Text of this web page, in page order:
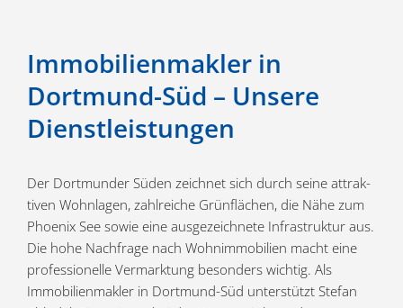
Immobilien­makler in
Dortmund-Süd – Unsere
Dienstleistungen
Der Dortmunder Süden zeichnet sich durch seine attrak­
tiven Wohnlagen, zahlreiche Grünflächen, die Nähe zum
Phoenix See sowie eine ausge­zeichnete Infra­struktur aus.
Die hohe Nachfrage nach Wohnim­mo­bilien macht eine
profes­sio­nelle Vermarktung besonders wichtig. Als
Immobilien­makler in Dortmund-Süd unter­stützt Stefan